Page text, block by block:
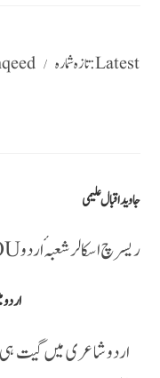
/ تازہ شمارہ : Latest
جاوید اقبال علیمی
ریسرچ اسکالر شعبہ ٔاردو IGNOUدہلی
اردو شاعری میں گیت